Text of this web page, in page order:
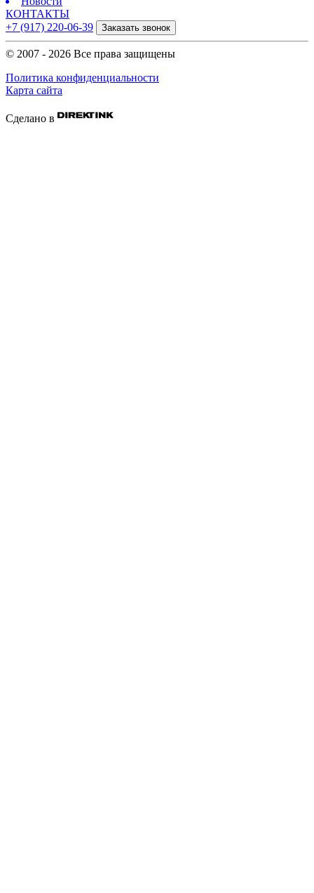
КОНТАКТЫ
+7 (917) 220-06-39
Заказать звонок
© 2007 - 2026 Все права защищены
Политика конфиденциальности
Карта сайта
Сделано в